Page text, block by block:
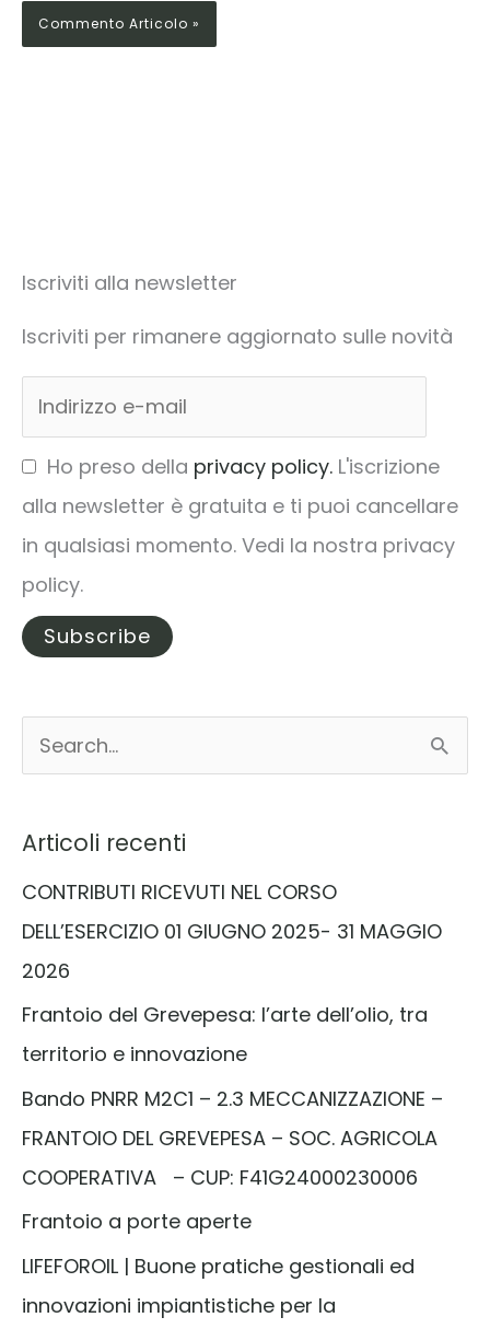
Iscriviti alla newsletter
Iscriviti per rimanere aggiornato sulle novità
Ho preso della privacy policy. L'iscrizione
alla newsletter è gratuita e ti puoi cancellare
in qualsiasi momento. Vedi la nostra privacy
policy.
e
c
a
:
Articoli recenti
CONTRIBUTI RICEVUTI NEL CORSO
DELL’ESERCIZIO 01 GIUGNO 2025- 31 MAGGIO
2026
Frantoio del Grevepesa: l’arte dell’olio, tra
territorio e innovazione
Bando PNRR M2C1 – 2.3 MECCANIZZAZIONE –
FRANTOIO DEL GREVEPESA – SOC. AGRICOLA
COOPERATIVA – CUP: F41G24000230006
Frantoio a porte aperte
LIFEFOROIL | Buone pratiche gestionali ed
innovazioni impiantistiche per la